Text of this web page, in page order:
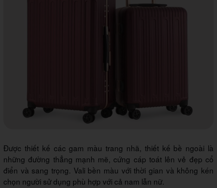
Được thiết kế các gam màu trang nhã, thiết kế bề ngoài là
những đường thẳng mạnh mẽ, cứng cáp toát lên vẻ đẹp cổ
điển và sang trọng. Vali bền màu với thời gian và không kén
chọn người sử dụng phù hợp với cả nam lẫn nữ.